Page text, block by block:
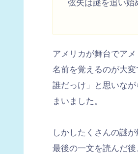
弦矢は謎を追い
アメリカが舞台でア
名前を覚えるのが大
誰だっけ」と思いな
まいました。
しかしたくさんの謎
最後の一文を読んだ後